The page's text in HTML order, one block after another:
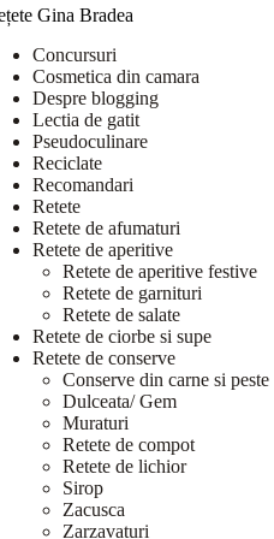
Gina Bradea
Concursuri
Cosmetica din camara
Despre blogging
Lectia de gatit
Pseudoculinare
Reciclate
Recomandari
Retete
Retete de afumaturi
Retete de aperitive
Retete de aperitive festive
Retete de garnituri
Retete de salate
Retete de ciorbe si supe
Retete de conserve
Conserve din carne si peste
Dulceata/ Gem
Muraturi
Retete de compot
Retete de lichior
Sirop
Zacusca
Zarzavaturi